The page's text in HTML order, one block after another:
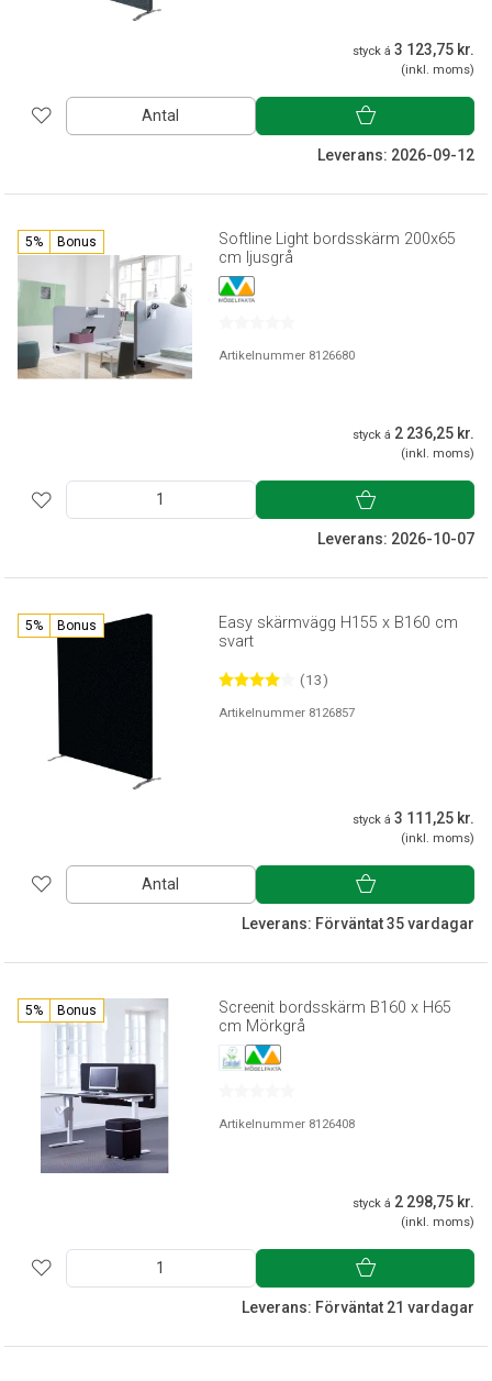
styck á 3 123,75 kr.
(inkl. moms)
Antal
Leverans: 2026-09-12
5% Bonus
Softline Light bordsskärm 200x65
cm ljusgrå
Artikelnummer 8126680
styck á 2 236,25 kr.
(inkl. moms)
Leverans: 2026-10-07
5% Bonus
Easy skärmvägg H155 x B160 cm
svart
(13)
Artikelnummer 8126857
styck á 3 111,25 kr.
(inkl. moms)
Antal
Leverans: Förväntat 35 vardagar
5% Bonus
Screenit bordsskärm B160 x H65
cm Mörkgrå
Artikelnummer 8126408
styck á 2 298,75 kr.
(inkl. moms)
Leverans: Förväntat 21 vardagar